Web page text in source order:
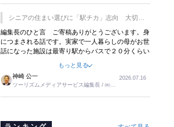
に東京ディズニーランドを見学させ、サービス業、
接客業の何かを理解してもらっていることです。
もう一つは1800円もするプレミアムヨーグルトを
販売するにあたり、社内に懸念もあったそうです。
永井社長は、駐車場に都内ナンバーの高級外車が停
まっていることに目をつけ、高級商品でも売れると
確信したそうです。今回の記事を懐かしく読みまし
シニアの住まい選びに「駅チカ」志向 大切な
のは出かけたくなる暮らし
編集長のひと言 ご寄稿ありがとうございます。身
につまされる話です。実家で一人暮らしの母がお世
話になった施設は最寄り駅からバスで２０分くらい
りました。母の住まいから近いという理由で、その
施設を選択したのですが、私と妹にとっては、半日
仕事ででした。シニアの住まい選びは、当人だけで
はなく、世話をする家族の足の便も考えない外池な
もっと見る
神崎 公一
ツーリズムメディアサービス編集長 / ㈱ツ
2026.07.16